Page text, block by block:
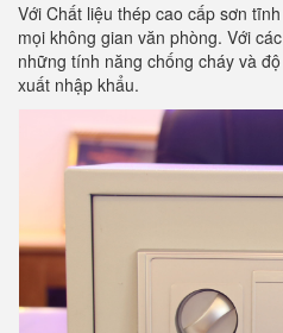
Với Chất liệu thép cao cấp sơn
mọi không gian văn phòng. Với
những tính năng chống cháy và
xuất nhập khẩu.